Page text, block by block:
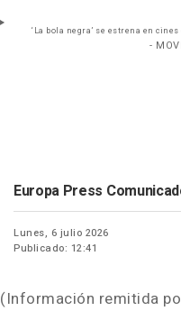
‘La bola negra’ se estrena en
-
Europa Press
Lunes, 6 julio 2026
Publicado: 12:41
(Información remitida